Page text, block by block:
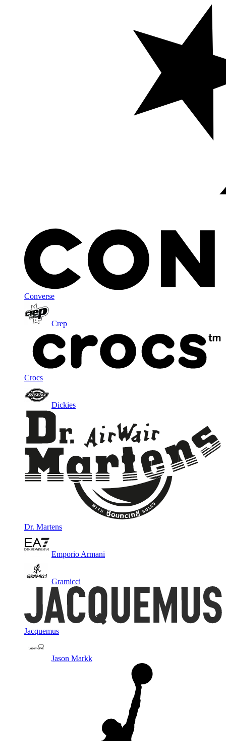
Converse
Crep
Crocs
Dickies
Dr. Martens
Emporio Armani
Gramicci
Jacquemus
Jason Markk